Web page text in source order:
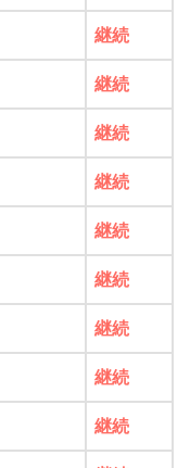
継続
継続
継続
継続
継続
継続
継続
継続
継続